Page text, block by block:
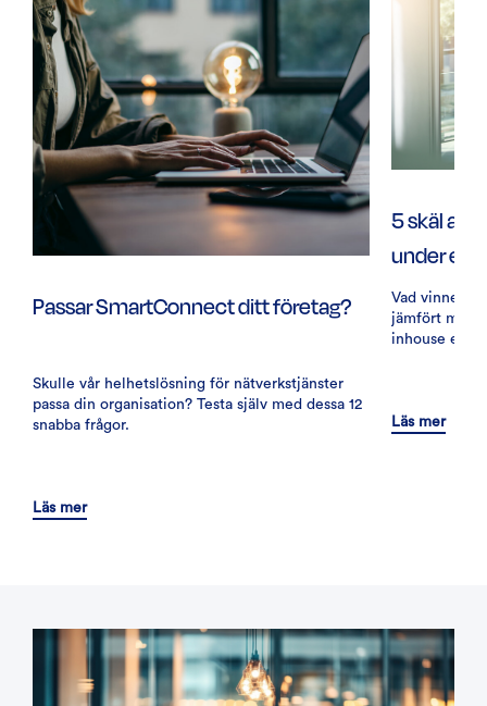
Passar SmartConnect ditt företag?
Skulle vår helhetslösning för nätverkstjänster
passa din organisation? Testa själv med dessa 12
snabba frågor.
Läs mer
5 skäl att
under ett
Vad vinner
jämfört med
inhouse eller
Läs mer